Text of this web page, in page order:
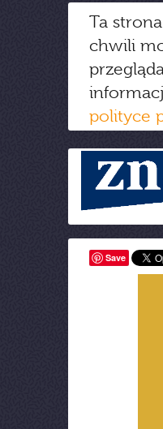
Ta
chwili
polityce
Save